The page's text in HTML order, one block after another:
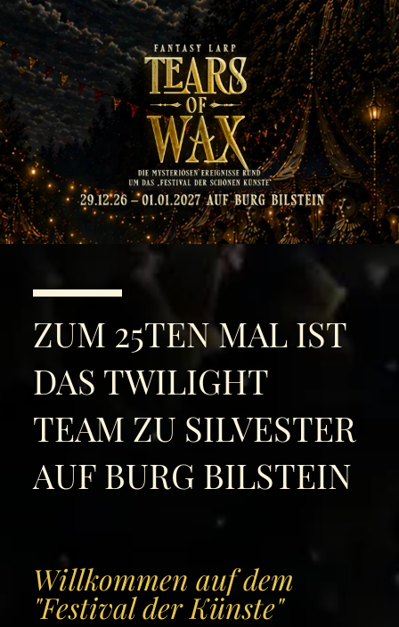
ZUM 25TEN MAL IST
DAS TWILIGHT
TEAM ZU SILVESTER
AUF BURG BILSTEIN
Willkommen auf dem
"Festival der Künste"